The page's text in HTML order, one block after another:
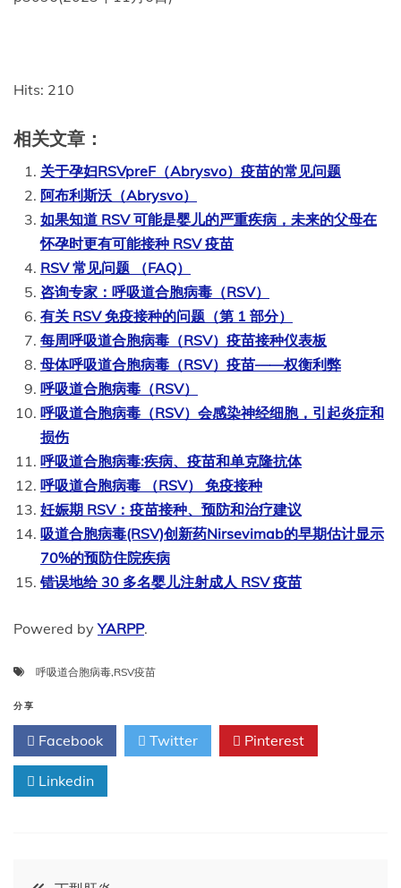
Hits: 210
相关文章：
关于孕妇RSVpreF（Abrysvo）疫苗的常见问题
阿布利斯沃（Abrysvo）
如果知道 RSV 可能是婴儿的严重疾病，未来的父母在
怀孕时更有可能接种 RSV 疫苗
RSV 常见问题 （FAQ）
咨询专家：呼吸道合胞病毒（RSV）
有关 RSV 免疫接种的问题（第 1 部分）
每周呼吸道合胞病毒（RSV）疫苗接种仪表板
母体呼吸道合胞病毒（RSV）疫苗——权衡利弊
呼吸道合胞病毒（RSV）
呼吸道合胞病毒（RSV）会感染神经细胞，引起炎症和
损伤
呼吸道合胞病毒:疾病、疫苗和单克隆抗体
呼吸道合胞病毒 （RSV） 免疫接种
妊娠期 RSV：疫苗接种、预防和治疗建议
吸道合胞病毒(RSV)创新药Nirsevimab的早期估计显示
70%的预防住院疾病
错误地给 30 多名婴儿注射成人 RSV 疫苗
Powered byYARPP.
呼吸道合胞病毒,RSV疫苗
分享
Facebook Twitter Pinterest
Linkedin